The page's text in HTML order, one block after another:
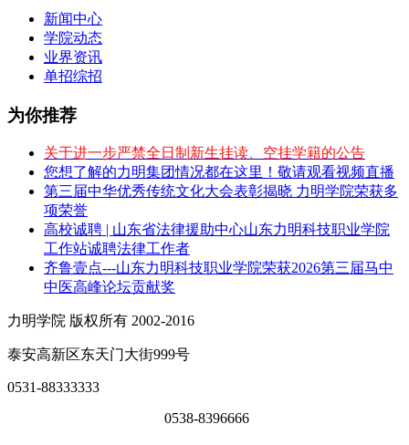
新闻中心
学院动态
业界资讯
单招综招
为你推荐
关于进一步严禁全日制新生挂读、空挂学籍的公告
您想了解的力明集团情况都在这里！敬请观看视频直播
第三届中华优秀传统文化大会表彰揭晓 力明学院荣获多
项荣誉
高校诚聘 | 山东省法律援助中心山东力明科技职业学院
工作站诚聘法律工作者
齐鲁壹点---山东力明科技职业学院荣获2026第三届马中
中医高峰论坛贡献奖
力明学院 版权所有 2002-2016
泰安高新区东天门大街999号
0531-88333333
0538-8396666